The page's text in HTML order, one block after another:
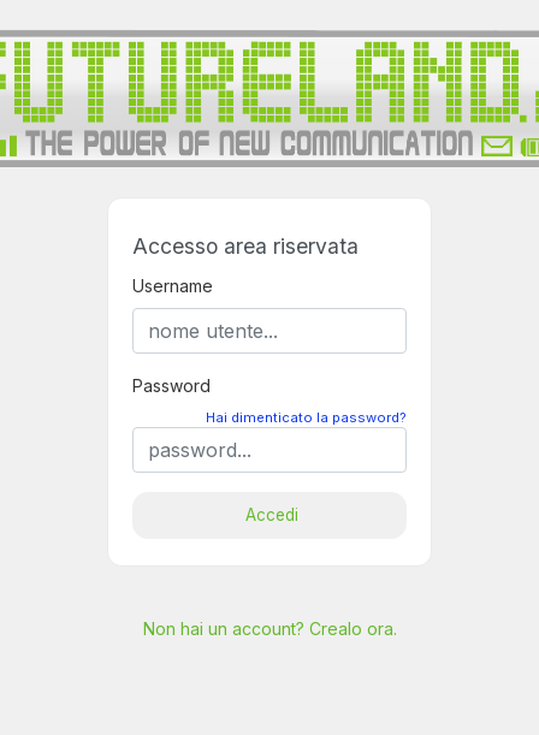
Accesso area riservata
Username
Password
Hai dimenticato la password?
Accedi
Non hai un account? Crealo ora.